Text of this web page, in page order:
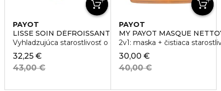
PAYOT
LISSE SOIN DÉFROISSANT REGARD&LÉVRES
Vyhladzujúca starostlivosť o oči a pery
32,25 €
43,00 €
PAYOT
MY PAYOT MASQUE
2v1: maska + čistiaca
30,00 €
40,00 €